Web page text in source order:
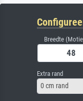
Breedte
Extra rand
0 cm rand